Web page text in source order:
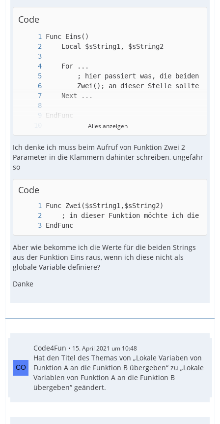
Code
EndFunc
Alles anzeigen
Ich denke ich muss beim Aufruf von Funktion Zwei 2
Parameter in die Klammern dahinter schreiben, ungefähr
so
Code
EndFunc
Aber wie bekomme ich die Werte für die beiden Strings
aus der Funktion Eins raus, wenn ich diese nicht als
globale Variable definiere?
Danke
Code4Fun 15. April 2021 um 10:48
Hat den Titel des Themas von „Lokale Variaben von
Funktion A an die Funktion B übergeben“ zu „Lokale
Variablen von Funktion A an die Funktion B
übergeben“ geändert.